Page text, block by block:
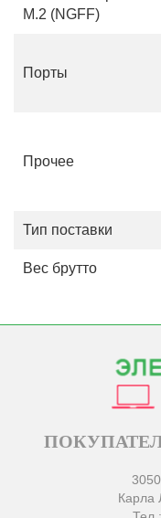
M.2 (NGFF)
Порты
Прочее
Тип поставки
Вес брутто
Карла